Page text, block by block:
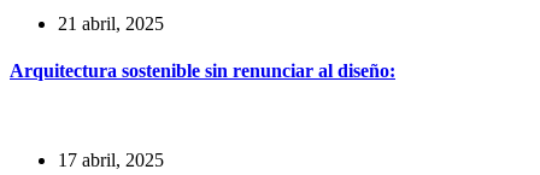
21 abril, 2025
Arquitectura sostenible sin renunciar al diseño:
17 abril, 2025